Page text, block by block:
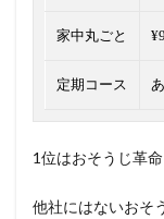
家中丸ごと
定期コース
1位はおそうじ革命
他社にはないおそ